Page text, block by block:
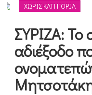
ΧΩΡΊΣ ΚΑΤΗΓΟΡΊΑ
ΣΥΡΙΖΑ: Το
αδιέξοδο